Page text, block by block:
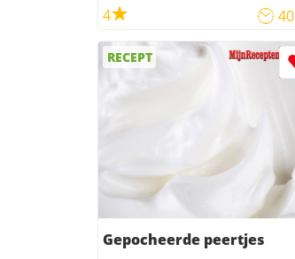
4
RECEPT
Gepocheerde peertjes